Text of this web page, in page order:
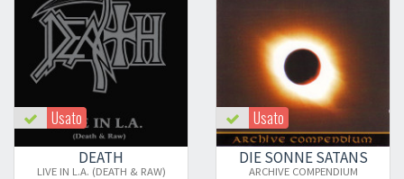
Usato
DEATH
LIVE IN L.A. (DEATH & RAW)
Usato
DIE SONNE SATANS
ARCHIVE COMPENDIUM